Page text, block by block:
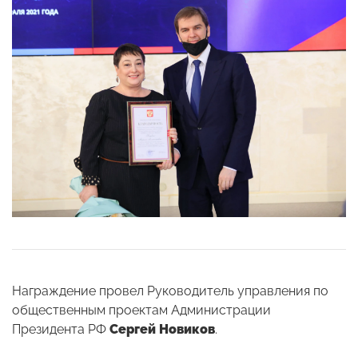
Награждение провел Руководитель управления по
общественным проектам Администрации
Президента РФ Сергей Новиков.